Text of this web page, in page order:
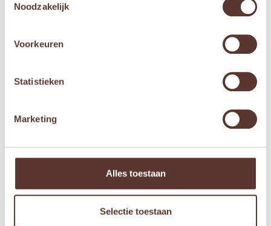
Noodzakelijk
Voorkeuren
Statistieken
Marketing
Alles toestaan
Selectie toestaan
€19,95Oorspronkelijke
€ 19,95.
€15,95
Moduloform